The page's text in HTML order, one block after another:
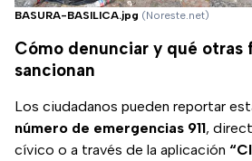
BASURA-BASILICA.jpg (Noreste.net)
Cómo denunciar y qué otras
sancionan
Los ciudadanos pueden reportar
número de emergencias 911,
cívico o a través de la aplicación